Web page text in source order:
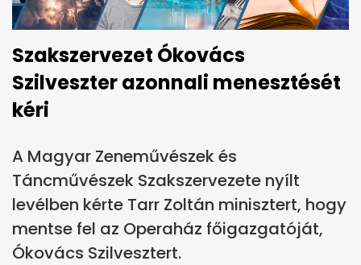
Szakszervezet Ókovács
Szilveszter azonnali menesztését
kéri
A Magyar Zeneművészek és
Táncművészek Szakszervezete nyílt
levélben kérte Tarr Zoltán minisztert, hogy
mentse fel az Operaház főigazgatóját,
Ókovács Szilvesztert.